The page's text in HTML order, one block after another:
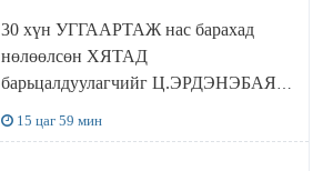
30 хүн УГГААРТАЖ нас барахад
нөлөөлсөн ХЯТАД
барьцалдуулагчийг Ц.ЭРДЭНЭБАЯР
15 цаг 59 мин